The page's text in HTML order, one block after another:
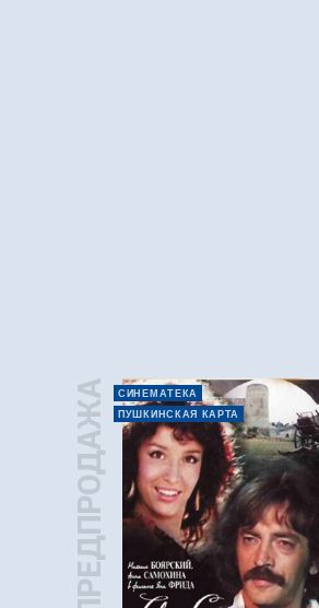
ПРЕДПРОДАЖА
СИНЕМАТЕКА
ПУШКИНСКАЯ КАРТА